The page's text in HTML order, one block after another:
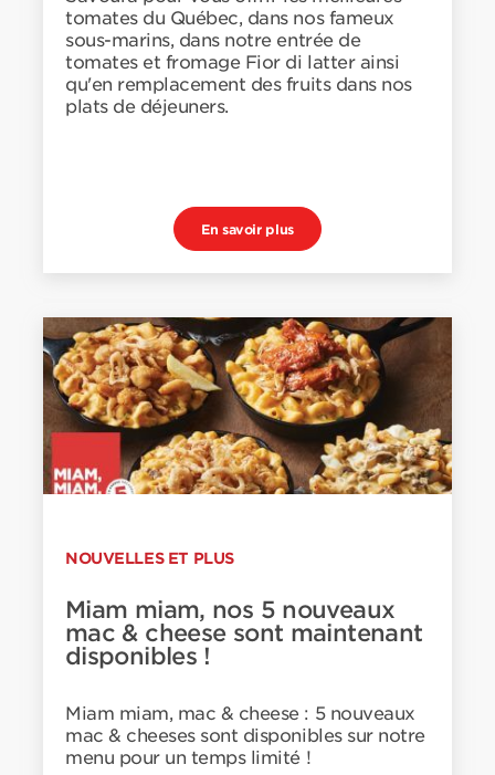
tomates du Québec, dans nos fameux
sous-marins, dans notre entrée de
tomates et fromage Fior di latter ainsi
qu'en remplacement des fruits dans nos
plats de déjeuners.
En savoir plus
NOUVELLES ET PLUS
Miam miam, nos 5 nouveaux
mac & cheese sont maintenant
disponibles !
Miam miam, mac & cheese : 5 nouveaux
mac & cheeses sont disponibles sur notre
menu pour un temps limité !